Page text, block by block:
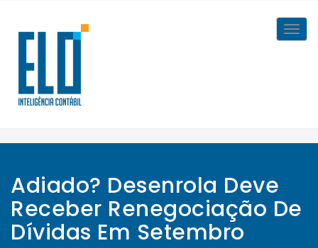
content
Adiado? Desenrola Deve
Receber Renegociação De
Dívidas Em Setembro